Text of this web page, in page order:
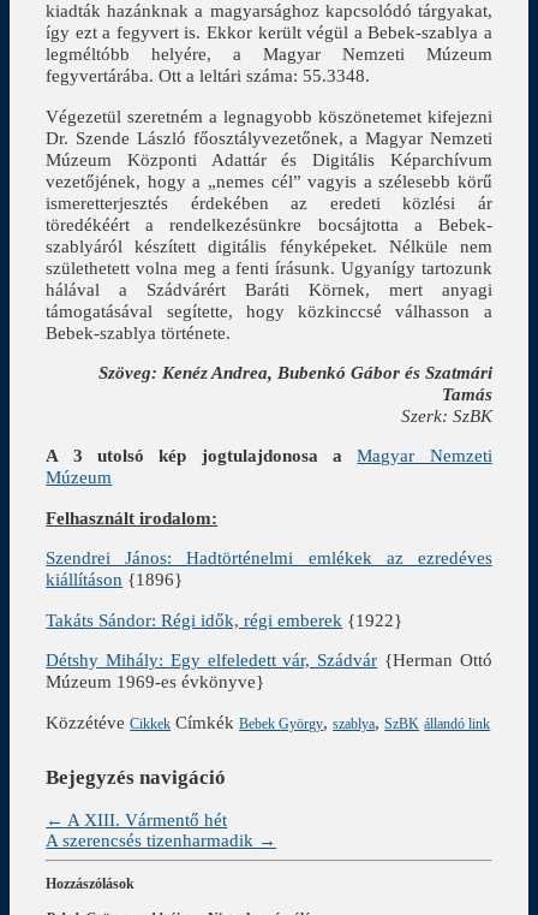
kiadták hazánknak a magyarsághoz kapcsolódó tárgyakat,
így ezt a fegyvert is. Ekkor került végül a Bebek-szablya a
legméltóbb helyére, a Magyar Nemzeti Múzeum
fegyvertárába. Ott a leltári száma: 55.3348.
Végezetül szeretném a legnagyobb köszönetemet kifejezni
Dr. Szende László főosztályvezetőnek, a Magyar Nemzeti
Múzeum Központi Adattár és Digitális Képarchívum
vezetőjének, hogy a „nemes cél” vagyis a szélesebb körű
ismeretterjesztés érdekében az eredeti közlési ár
töredékéért a rendelkezésünkre bocsájtotta a Bebek-
szablyáról készített digitális fényképeket. Nélküle nem
születhetett volna meg a fenti írásunk. Ugyanígy tartozunk
hálával a Szádvárért Baráti Körnek, mert anyagi
támogatásával segítette, hogy közkinccsé válhasson a
Bebek-szablya története.
Szöveg: Kenéz Andrea, Bubenkó Gábor és Szatmári
Tamás
Szerk: SzBK
A 3 utolsó kép jogtulajdonosa a
Magyar Nemzeti
Múzeum
Felhasznált irodalom:
Szendrei János: Hadtörténelmi emlékek az ezredéves
kiállításon {1896}
Takáts Sándor: Régi idők, régi emberek {1922}
Détshy Mihály: Egy elfeledett vár, Szádvár {Herman Ottó
Múzeum 1969-es évkönyve}
Közzétéve Cikkek Címkék Bebek György,szablya,SzBK állandó link
Bejegyzés navigáció
← A XIII. Vármentő hét
A szerencsés tizenharmadik →
Hozzászólások